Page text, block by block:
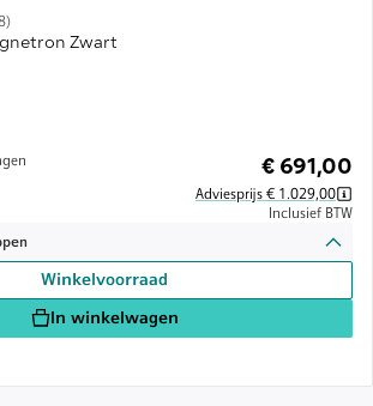
Zwart
€ 691,00
Adviesprijs € 1.029,00
Inclusief BTW
Winkelvoorraad
In winkelwagen